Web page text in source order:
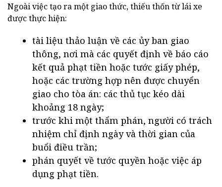
Ngoài việc tạo ra một giao thức, thiếu thốn từ lái xe
được thực hiện:
tài liệu thảo luận về các ủy ban giao
thông, nơi mà các quyết định về báo cáo
kết quả phạt tiền hoặc tước giấy phép,
hoặc các trường hợp nên được chuyển
giao cho tòa án: các thủ tục kéo dài
khoảng 18 ngày;
trước khi một thẩm phán, người có trách
nhiệm chỉ định ngày và thời gian của
buổi điều trần;
phán quyết về tước quyền hoặc việc áp
dụng phạt tiền.